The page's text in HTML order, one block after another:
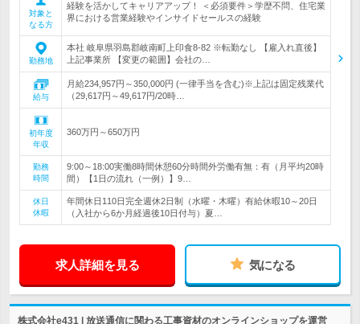
対象と
なる方
経験を活かしてキャリアアップ！ ＜必須要件＞学歴不問、住宅業
界における営業経験やインサイドセールスの経験
勤務地
本社 岐阜県羽島郡岐南町上印食8-82 ※転勤なし 【雇入れ直後】
上記事業所 【変更の範囲】会社の…
給与
月給234,957円～350,000円 (一律手当を含む)※上記は固定残業代
（29,617円～49,617円/20時…
初年度
年収
360万円～650万円
勤務
時間
9:00～18:00実働8時間休憩60分時間外労働有無：有（月平均20時
間）【1日の流れ（一例）】9…
休日
休暇
年間休日110日完全週休2日制（水曜・木曜）有給休暇10～20日
（入社から6か月経過後10日付与）夏…
求人詳細を見る 気になる
株式会社e431 | 放送通信に関わる工事資材のオンラインショップを運営